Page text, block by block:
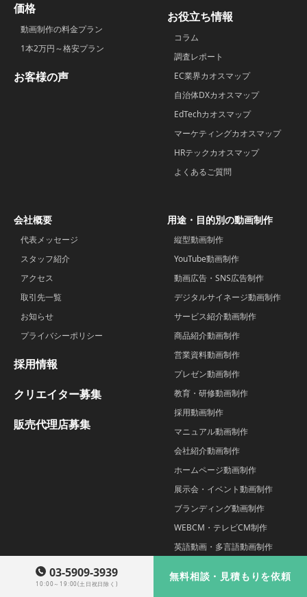
価格
動画制作の料金プラン
1本2万円～格安プラン
お客様の声
お役立ち情報
コラム
調査レポート
EC業界カオスマップ
自治体DXカオスマップ
EdTechカオスマップ
マーケティングカオスマップ
HRテックカオスマップ
よくあるご質問
会社概要
代表メッセージ
スタッフ紹介
アクセス
取引先一覧
お知らせ
プライバシーポリシー
採用情報
クリエイター募集
販売代理店募集
用途・目的別の動画制作
縦型動画制作
YouTube動画制作
動画広告・SNS広告制作
デジタルサイネージ動画制作
サービス紹介動画制作
商品紹介動画制作
営業資料動画制作
プレゼン動画制作
教育・研修動画制作
採用動画制作
マニュアル動画制作
会社紹介動画制作
ホームページ動画制作
展示会・イベント動画制作
ブランディング動画制作
WEBCM・テレビCM制作
英語動画・多言語動画制作
インタビュー動画制作
03-5909-3939
10:00～19:00(土日祝日除く)
無料相談・見積もりを依頼